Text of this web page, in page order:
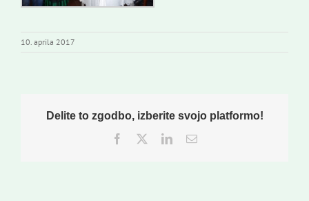
10. aprila 2017
Delite to zgodbo, izberite svojo platformo!
Facebook
TwitterLinkedInEmail